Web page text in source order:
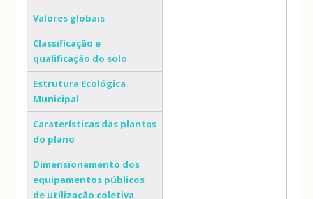
Valores globais
Classificação e
qualificação do solo
Estrutura Ecológica
Municipal
Caraterísticas das plantas
do plano
Dimensionamento dos
equipamentos públicos
de utilização coletiva